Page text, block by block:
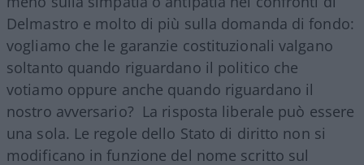
Delmastro e molto di più sulla domanda di fondo:
vogliamo che le garanzie costituzionali valgano
soltanto quando riguardano il politico che
votiamo oppure anche quando riguardano il
nostro avversario? La risposta liberale può essere
una sola. Le regole dello Stato di diritto non si
modificano in funzione del nome scritto sul